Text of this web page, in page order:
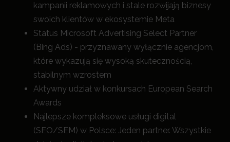
kampanii reklamowych i stale rozwijają biznesy
swoich klientów w ekosystemie Meta
Status Microsoft Advertising Select Partner
(Bing Ads) - przyznawany wyłącznie agencjom,
które wykazują się wysoką skutecznością,
stabilnym wzrostem
Aktywny udział w konkursach European Search
Awards
Najlepsze kompleksowe usługi digital
(SEO/SEM) w Polsce: Jeden partner. Wszystkie